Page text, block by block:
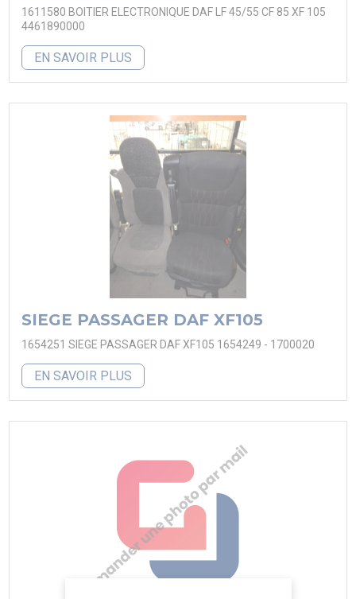
1611580 BOITIER ELECTRONIQUE DAF LF 45/55 CF 85 XF 105
4461890000
EN SAVOIR PLUS
SIEGE PASSAGER DAF XF105
1654251 SIEGE PASSAGER DAF XF105 1654249 - 1700020
EN SAVOIR PLUS